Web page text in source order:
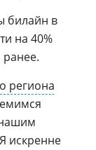
билайн в
на 40%
региона
искренне